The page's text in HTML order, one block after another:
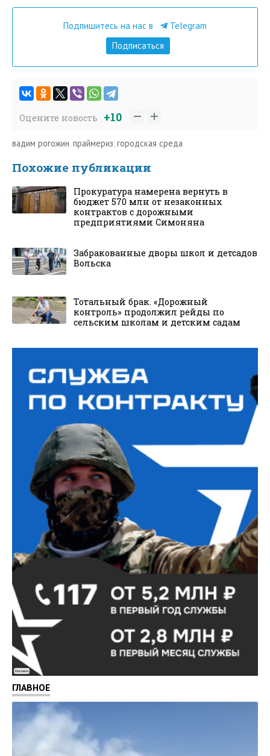
Подпишитесь на нас в
Telegram
Подписаться
Оцените новость +10
вадим рогожин,праймериз,городская среда
Похожие публикации
Прокуратура намерена вернуть в
бюджет 570 млн от незаконных
контрактов с дорожными
предприятиями Симоняна
Забракованные дворы школ и детсадов
Вольска
Тотальный брак. «Дорожный
контроль» продолжил рейды по
сельским школам и детским садам
Реклама
ГЛАВНОЕ